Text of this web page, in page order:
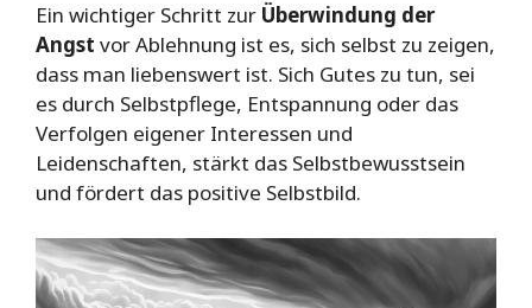
Ein wichtiger Schritt zur Überwindung der
Angst vor Ablehnung ist es, sich selbst zu zeigen,
dass man liebenswert ist. Sich Gutes zu tun, sei
es durch Selbstpflege, Entspannung oder das
Verfolgen eigener Interessen und
Leidenschaften, stärkt das Selbstbewusstsein
und fördert das positive Selbstbild.